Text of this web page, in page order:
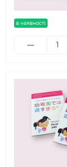
в наявності